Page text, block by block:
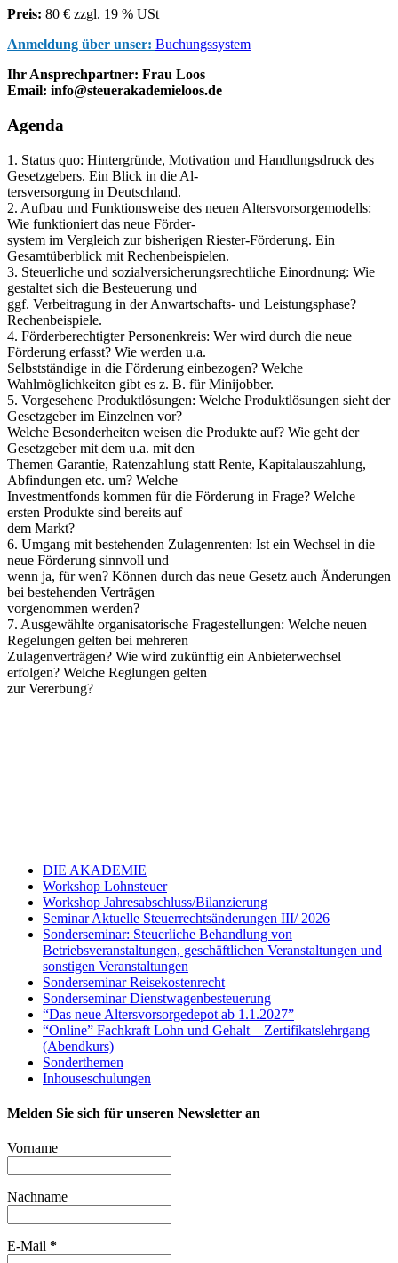
Preis: 80 € zzgl. 19 % USt
Anmeldung über unser: Buchungssystem
Ihr Ansprechpartner: Frau Loos
Email: info@steuerakademieloos.de
Agenda
1. Status quo: Hintergründe, Motivation und Handlungsdruck des
Gesetzgebers. Ein Blick in die Al-
tersversorgung in Deutschland.
2. Aufbau und Funktionsweise des neuen Altersvorsorgemodells:
Wie funktioniert das neue Förder-
system im Vergleich zur bisherigen Riester-Förderung. Ein
Gesamtüberblick mit Rechenbeispielen.
3. Steuerliche und sozialversicherungsrechtliche Einordnung: Wie
gestaltet sich die Besteuerung und
ggf. Verbeitragung in der Anwartschafts- und Leistungsphase?
Rechenbeispiele.
4. Förderberechtigter Personenkreis: Wer wird durch die neue
Förderung erfasst? Wie werden u.a.
Selbstständige in die Förderung einbezogen? Welche
Wahlmöglichkeiten gibt es z. B. für Minijobber.
5. Vorgesehene Produktlösungen: Welche Produktlösungen sieht der
Gesetzgeber im Einzelnen vor?
Welche Besonderheiten weisen die Produkte auf? Wie geht der
Gesetzgeber mit dem u.a. mit den
Themen Garantie, Ratenzahlung statt Rente, Kapitalauszahlung,
Abfindungen etc. um? Welche
Investmentfonds kommen für die Förderung in Frage? Welche
ersten Produkte sind bereits auf
dem Markt?
6. Umgang mit bestehenden Zulagenrenten: Ist ein Wechsel in die
neue Förderung sinnvoll und
wenn ja, für wen? Können durch das neue Gesetz auch Änderungen
bei bestehenden Verträgen
vorgenommen werden?
7. Ausgewählte organisatorische Fragestellungen: Welche neuen
Regelungen gelten bei mehreren
Zulagenverträgen? Wie wird zukünftig ein Anbieterwechsel
erfolgen? Welche Reglungen gelten
zur Vererbung?
DIE AKADEMIE
Workshop Lohnsteuer
Workshop Jahresabschluss/Bilanzierung
Seminar Aktuelle Steuerrechtsänderungen III/ 2026
Sonderseminar: Steuerliche Behandlung von
Betriebsveranstaltungen, geschäftlichen Veranstaltungen und
sonstigen Veranstaltungen
Sonderseminar Reisekostenrecht
Sonderseminar Dienstwagenbesteuerung
“Das neue Altersvorsorgedepot ab 1.1.2027”
“Online” Fachkraft Lohn und Gehalt – Zertifikatslehrgang
(Abendkurs)
Sonderthemen
Inhouseschulungen
Melden Sie sich für unseren Newsletter an
Vorname
Nachname
E-Mail *